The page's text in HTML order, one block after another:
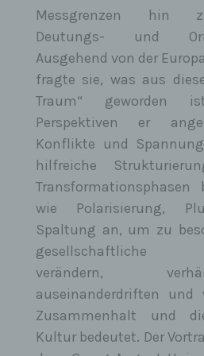
Messgrenzen hin
Deutungs- und
Ausgehend von der
fragte sie, was aus
Traum“ geworden
Perspektiven er
Konflikte und
hilfreiche
Transformationsphasen
wie Polarisierung,
Spaltung an, um zu
gesellschaftliche
verändern,
auseinanderdriften
Zusammenhalt und
Kultur bedeutet. Der
verpflichtet uns
wenn unser Unternehmen mit ihr
Eine Nichtbereitstellung der
zur Folge, dass der Vertrag mit
geschlossen werden könnte.
Vor einer Bereitstellung
Betroffenen muss sich der
Mitarbeiter wenden. Unser
einzelfallbezogen darüber auf, ob
personenbezogenen Daten
vorgeschrieben oder für den
ist, ob eine Verpflichtung besteht,
Daten bereitzustellen, und welche
Bestehen einer automatisierten
Als verantwortungsbewusstes
auf eine automatische
Profiling.
Allgemeine Cookies
notwendigen Cookies.
Cookies von WordPress